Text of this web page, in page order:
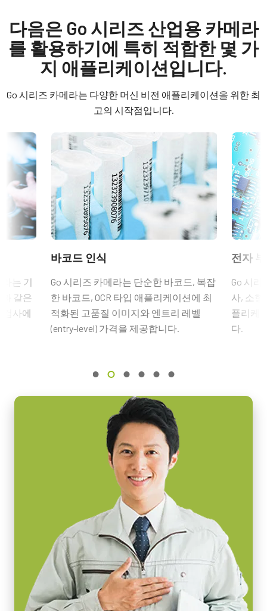
타입
Area Scan
컬러 / 모노
해상도
2.4 MP
해상도 WxH
1936 x 1216 px
프레임 속도 / 라인 속도
159 fps
인터페이스
USB3 Vision (PoUSB)
센서
1/1.2 inch
엑티브 센서 크기 WxH
카메라 크기 HxWxL
29 x 29 x 41.5 mm
Manual - GO-2400-USB
Datasheet - GO-2400-USB
eBUS SDK for JAI (32 bit)
eBUS SDK for JAI (64 bit)
Compliance documents
CE Certificate – GO-2400C-USB
FCC Certificate - GO-2400C-USB
Other documents
CAD file - GO-2400-USB
eBUS Player User Guide - (Latest Version)
GPIO 및 전원 6핀 입출력 암 커넥터 및 플라잉 리드 케이블.
(LKK-IO-6PF-DM)
히로세(Hirose) 호환 커넥터
길이: 0.5미터, 3미터 또는 5미터
데이터시트 다운로드
6핀 커넥터 케이블이 장착된 전원
공급 장치
6핀 암 커넥터 케이블이 장착된 전원 공급 장치 - 전원 코드 미포
(LKK-PSU-6PF-1.25)
히로세 호환 커넥터, 케이블 길이 1.25미터.
한 전원 코드도 함께 주문하십시오.
전원 코드 옵션 (별도 판매):
미국/일본용 전원 – 1.2미터
지역별 전원 콘센트에 맞는 코드를 선택하십시오.
데이터시트 다운로드
컴팩트 C-마운트 렌즈
JAI의 컴팩트 C-마운트 렌즈는 JAI 머신 비전 카메라에 탑재된 최
다음은 Go 시리즈 산업용 카메라
를 활용하기에 특히 적합한 몇 가
지 애플리케이션입니다.
Go 시리즈 카메라는 다양한 머신 비전 애플리케이션을 위한 최
고의 시작점입니다.
는 기
같은
검사에
바코드 인식
Go 시리즈 카메라는 단순한 바코드, 복잡
한 바코드, OCR 타입 애플리케이션에 최
적화된 고품질 이미지와 엔트리 레벨
(entry-level) 가격을 제공합니다.
전자
Go 시
사, 소형
플리케
다.